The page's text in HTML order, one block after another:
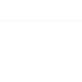
uprave FBiH na